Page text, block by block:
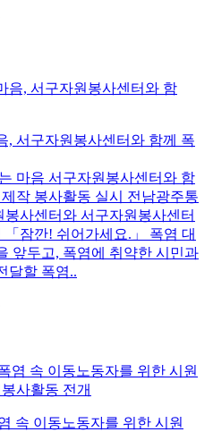
, 서구자원봉사센터와 함께 폭
마음 서구자원봉사센터와 함
작 봉사활동 실시 전남광주통
사센터와 서구자원봉사센터
「잠깐! 쉬어가세요.」 폭염 대
앞두고, 폭염에 취약한 시민과
달할 폭염..
속 이동노동자를 위한 시원